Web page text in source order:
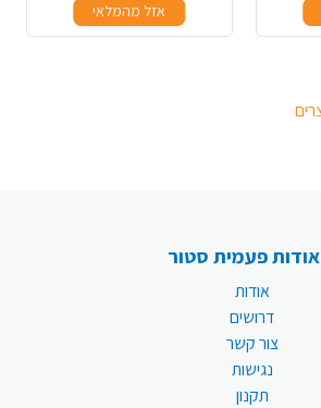
אזל מהמלאי
אודות פעמית סטור
אודות
דרושים
צור קשר
נגישות
תקנון